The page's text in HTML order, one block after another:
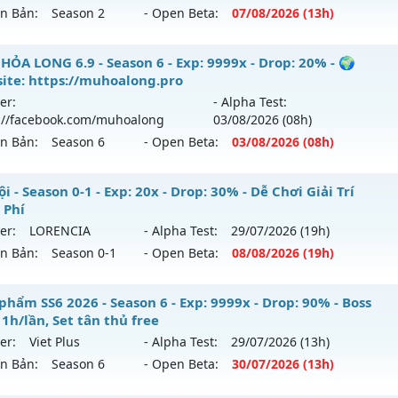
Bản:
Season 2 - Open Beta: 07/08/2026 (13h)
- GIẢI TRÍ-DỄ CHƠI
mới ra tháng 08 2026 - Mở máy chủ
TarKan
500x - Drop: 20%
loại: Mu Nguyên bản Webzen
PRO
LONG 6.9 - Season 6 - Exp: 9999x - Drop: 20% - 🌍
https://muhoalong.pro
facebook.com/muhoalong
- Alpha Test:
03/08/2026 (08h)
Bản:
Season 6 - Open Beta: 03/08/2026 (08h)
HỎA LONG 6.9 - 🌍 Website: https://muhoalong.pro
ra tháng 08 2026 - Mở máy chủ https://facebook.com/
03/08/2626
Non Reset
Mu Nguyên bản Webzen
XShield
- Season 0-1 - Exp: 20x - Drop: 30% - Dễ Chơi Giải Trí
Phí
LORENCIA - Alpha Test: 29/07/2026 (19h)
Bản:
Season 0-1 - Open Beta: 08/08/2026 (19h)
Nội - Dễ Chơi Giải Trí Miễn Phí
mới ra tháng 08 2026 - Mở máy chủLORENCIA vào 19h
20x - Drop: 30%
SS6 2026 - Season 6 - Exp: 9999x - Drop: 90% - Boss
lần, Set tân thủ free
Viet Plus - Alpha Test: 29/07/2026 (13h)
Bản:
Season 6 - Open Beta: 30/07/2026 (13h)